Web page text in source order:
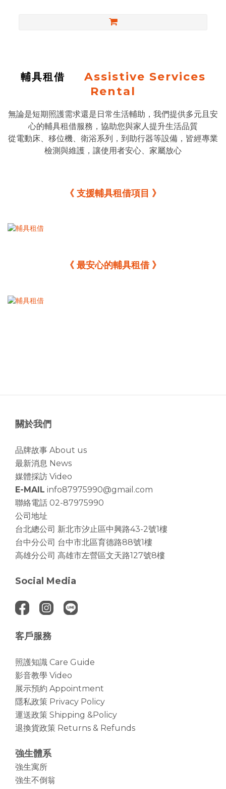
輔具租借
Assistive Services
Rental
無論是短期照護需求還是日常生活輔助，我們提供多元且安
心的輔具租借服務，協助您與家人提升生活品質
從電動床、移位機、衛浴系列，到 助行器等設備，皆經專業
檢測與維護，讓使用者安心、家屬放心
《 支援輔具租借項目 》
《 最安心的輔具租借 》
關於我們
品牌故事 About us
最新消息 News
媒體採訪 Video
E-MAIL info87975990@gmail.com
聯絡電話 02-87975990
公司地址
台北總公司 新北市汐止區中興路43-2號1樓
台中分公司 台中市北區育德路88號1樓
高雄分公司 高雄市左營區文天路127號8樓
Social Media
客戶服務
照護知識 Care Guide
影音教學 Video
展示預約 Appointment
隱私政策 Privacy Policy
運送政策 Shipping &Policy
退換貨政策 Returns & Refunds
強生體系
強生寓所
強生不倒翁